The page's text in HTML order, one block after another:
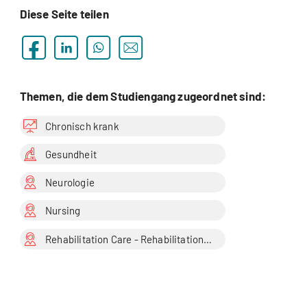
Diese Seite teilen
Themen, die dem Studiengang zugeordnet sind:
Chronisch krank
Gesundheit
Neurologie
Nursing
Rehabilitation Care - Rehabilitationspflege